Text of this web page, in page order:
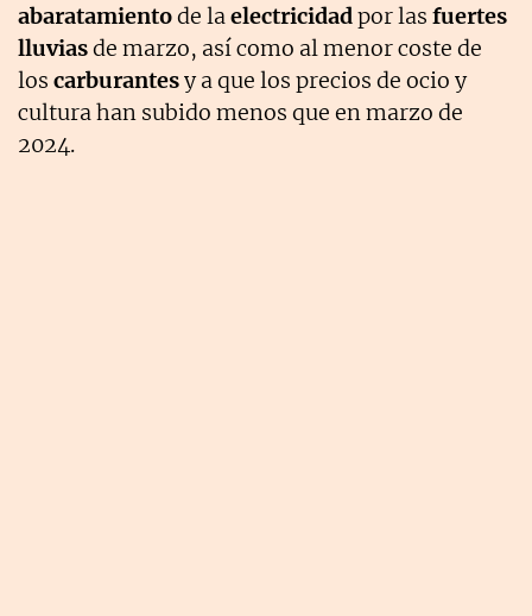
abaratamientode laelectricidadpor las fuertes
lluviasde marzo, así como al menor coste de
los carburantesy a que los precios de ocio y
cultura han subido menos que en marzo de
2024.